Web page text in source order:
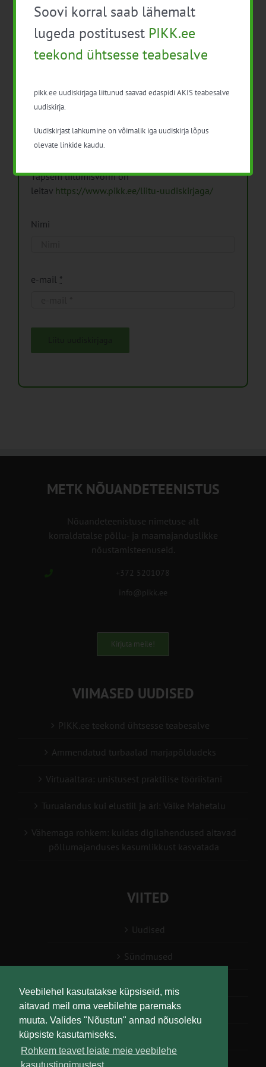
Veebilehel kasutatakse küpsiseid, mis
aitavad meil oma veebilehte paremaks
muuta. Valides "Nõustun" annad nõusoleku
küpsiste kasutamiseks.
Rohkem teavet leiate meie veebilehe
Pikk.ee uudiskirjaga liitumine.
Isikuandmeid töötleme vastavalt
Isikuandmete
Täpsem liitumisvorm on
leitav https://www.pikk.ee/liitu-uudiskirjaga/
Nimi
e-mail *
METK NÕUANDETEENISTUS
Nõuandeteenistuse nimetuse alt
korraldatalse põllu- ja maamajanduslikke
nõustamisteenuseid.
+372 5201078
info@pikk.ee
Kirjuta meile!
VIIMASED UUDISED
PIKK.ee teekond ühtsesse teabesalve
Ammendatud turbaalad marjapõldudeks
Virtuaaltara: unistusest praktilise tööriistani
Turuaiandus kui elustiil ja äri: Väike Mahetalu
Vähemaga rohkem: kuidas digilahendused aitavad
põllumajanduses kasumlikkust kasvatada
VIITED
Uudised
Sündmused
Teabesalv
Liitu uudiskirjaga
Soovi korral saab lähemalt
lugeda postitusest PIKK.ee
teekond ühtsesse teabesalve
pikk.ee uudiskirjaga liitunud saavad edaspidi AKIS teabesalve
uudiskirja.
Uudiskirjast lahkumine on võimalik iga uudiskirja lõpus
olevate linkide kaudu.